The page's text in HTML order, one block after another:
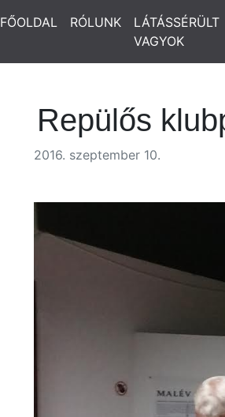
FŐOLDAL RÓLUNK
LÁTÁSSÉRÜLT
VAGYOK
Repülős
2016. szeptember 10.